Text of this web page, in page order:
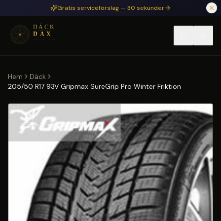
Hoppa till huvudinnehållGratis serviceförslag — 30 sekunder
Hem
Däck
205/50 R17 93V Gripmax SureGrip Pro Winter Friktion